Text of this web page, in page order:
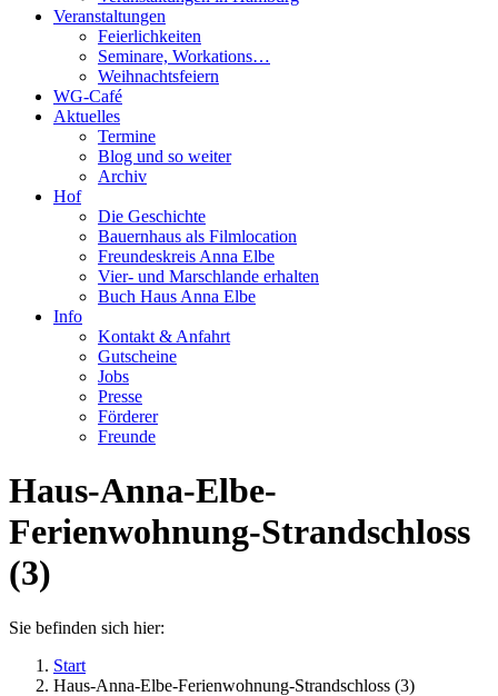
Veranstaltungen
Feierlichkeiten
Seminare, Workations…
Weihnachtsfeiern
WG-Café
Aktuelles
Termine
Blog und so weiter
Archiv
Hof
Die Geschichte
Bauernhaus als Filmlocation
Freundeskreis Anna Elbe
Vier- und Marschlande erhalten
Buch Haus Anna Elbe
Info
Kontakt & Anfahrt
Gutscheine
Jobs
Presse
Förderer
Freunde
Haus-Anna-Elbe-
Ferienwohnung-Strandschloss
(3)
Sie befinden sich hier:
Start
Haus-Anna-Elbe-Ferienwohnung-Strandschloss (3)